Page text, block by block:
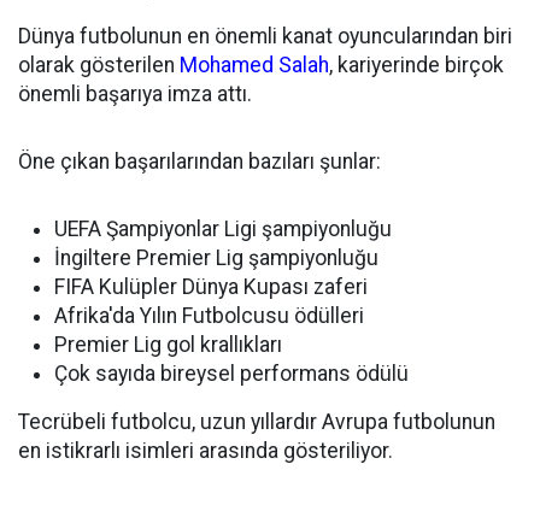
Dünya futbolunun en önemli kanat oyuncularından biri
olarak gösterilen Mohamed Salah, kariyerinde birçok
önemli başarıya imza attı.
Öne çıkan başarılarından bazıları şunlar:
UEFA Şampiyonlar Ligi şampiyonluğu
İngiltere Premier Lig şampiyonluğu
FIFA Kulüpler Dünya Kupası zaferi
Afrika'da Yılın Futbolcusu ödülleri
Premier Lig gol krallıkları
Çok sayıda bireysel performans ödülü
Tecrübeli futbolcu, uzun yıllardır Avrupa futbolunun
en istikrarlı isimleri arasında gösteriliyor.